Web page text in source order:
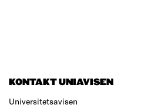
KONTAKT UNIAVISEN
Universitetsavisen